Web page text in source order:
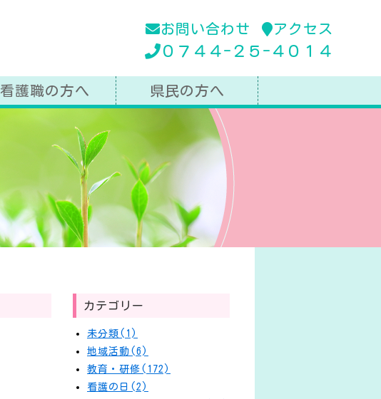
アクセス
お問い合わせ
０７４４-２５-４０１４
看護職の方へ 県民の方へ
カテゴリー
未分類(1)
地域活動(6)
教育・研修(172)
看護の日(2)